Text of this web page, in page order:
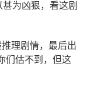
为凶狠，看这剧
理剧情，最后出
们估不到，但这